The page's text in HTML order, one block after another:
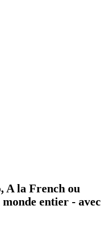
A la French ou
entier - avec